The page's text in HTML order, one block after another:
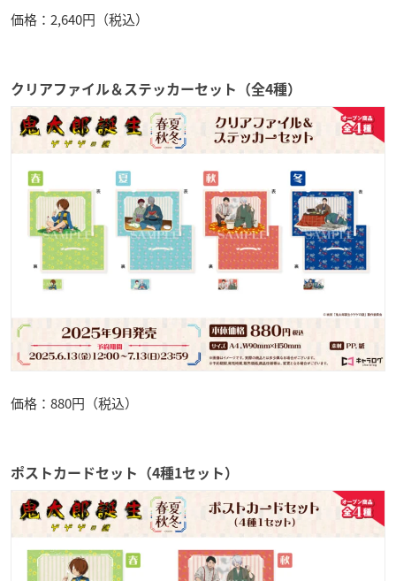
価格：2,640円（税込）
クリアファイル＆ステッカーセット（全4種）
価格：880円（税込）
ポストカードセット（4種1セット）